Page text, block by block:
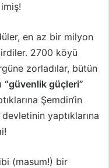
imiş!
en az bir milyon
2700 köyü
zorladılar, bütün
“güvenlik güçleri”
Şemdin‘in
yaptıklarına
(masum!) bir